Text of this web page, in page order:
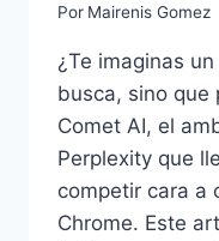
Por Mairenis Gomez
¿Te imaginas
busca, sino que
Comet AI, el
Perplexity que
competir cara a
Chrome. Este